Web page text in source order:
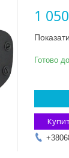
1
Готово